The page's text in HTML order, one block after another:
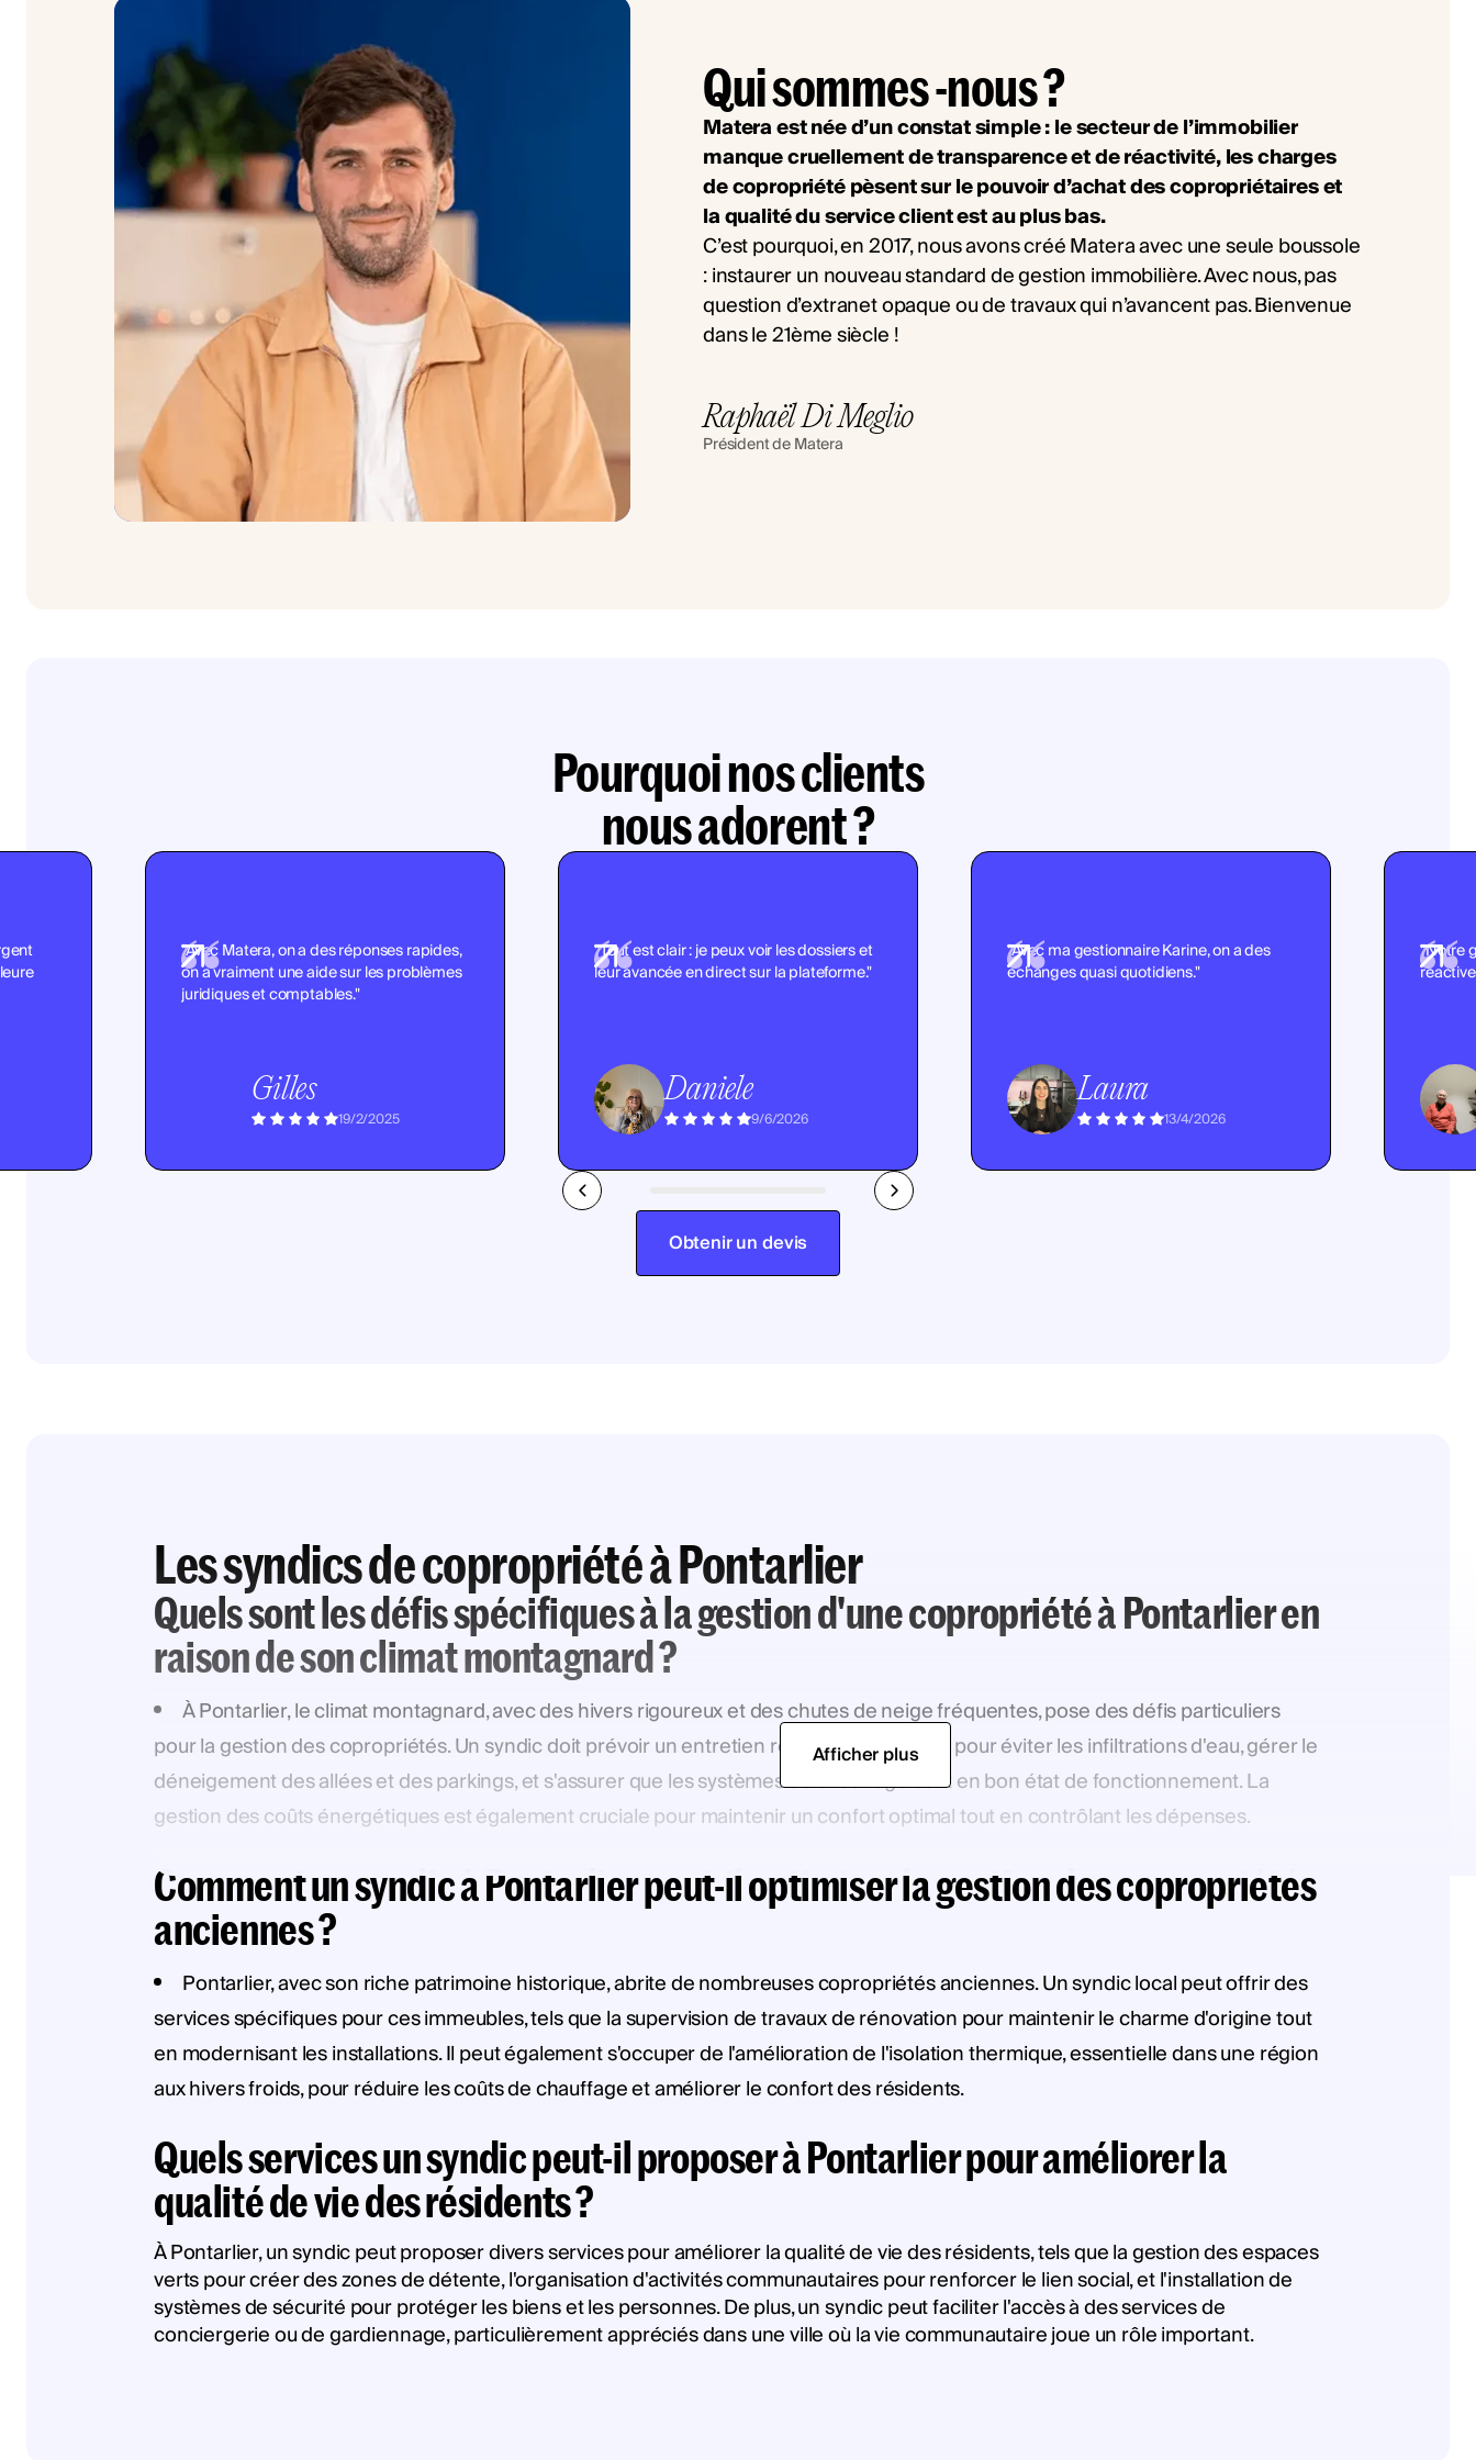
Qui sommes -nous ?
Matera est née d’un constat simple : le secteur de l’immobilier
manque cruellement de transparence et de réactivité, les charges
de copropriété pèsent sur le pouvoir d’achat des copropriétaires et
la qualité du service client est au plus bas.
C’est pourquoi, en 2017, nous avons créé Matera avec une seule boussole
: instaurer un nouveau standard de gestion immobilière. Avec nous, pas
question d’extranet opaque ou de travaux qui n’avancent pas. Bienvenue
dans le 21ème siècle !
Raphaël Di Meglio
Président de Matera
Pourquoi nos clients
nous adorent ?
"Avec Matera, on a des réponses rapides,
on a vraiment une aide sur les problèmes
juridiques et comptables."
Gilles
19/2/2025
"Tout est clair : je peux voir les dossiers et
leur avancée en direct sur la plateforme."
Daniele
9/6/2026
"Avec ma gestionnaire Karine, on a des
échanges quasi quotidiens."
Laura
13/4/2026
"Notre
Obtenir un devis
Les syndics de copropriété à Pontarlier
Quels sont les défis spécifiques à la gestion d'une copropriété à Pontarlier en
raison de son climat montagnard ?
À Pontarlier, le climat montagnard, avec des hivers rigoureux et des chutes de neige fréquentes, pose des défis particuliers
pour la gestion des copropriétés. Un syndic doit prévoir un entretien régulier des toitures pour éviter les infiltrations d'eau, gérer le
déneigement des allées et des parkings, et s'assurer que les systèmes de chauffage sont en bon état de fonctionnement. La
gestion des coûts énergétiques est également cruciale pour maintenir un confort optimal tout en contrôlant les dépenses.
Comment un syndic à Pontarlier peut-il optimiser la gestion des copropriétés
anciennes ?
Pontarlier, avec son riche patrimoine historique, abrite de nombreuses copropriétés anciennes. Un syndic local peut offrir des
services spécifiques pour ces immeubles, tels que la supervision de travaux de rénovation pour maintenir le charme d'origine tout
en modernisant les installations. Il peut également s'occuper de l'amélioration de l'isolation thermique, essentielle dans une région
aux hivers froids, pour réduire les coûts de chauffage et améliorer le confort des résidents.
Quels services un syndic peut-il proposer à Pontarlier pour améliorer la
qualité de vie des résidents ?
À Pontarlier, un syndic peut proposer divers services pour améliorer la qualité de vie des résidents, tels que la gestion des espaces
verts pour créer des zones de détente, l'organisation d'activités communautaires pour renforcer le lien social, et l'installation de
systèmes de sécurité pour protéger les biens et les personnes. De plus, un syndic peut faciliter l'accès à des services de
conciergerie ou de gardiennage, particulièrement appréciés dans une ville où la vie communautaire joue un rôle important.
Afficher plus